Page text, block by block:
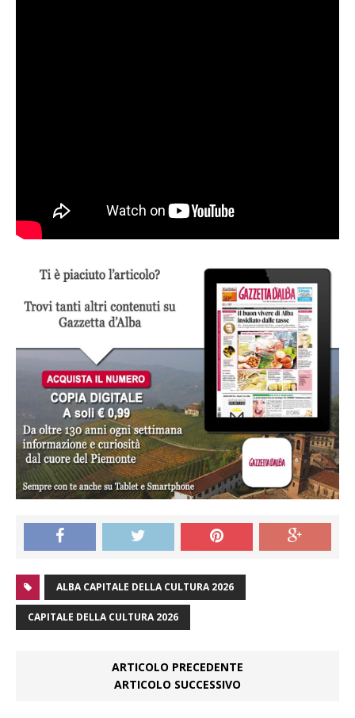
ALBA CAPITALE DELLA CULTURA 2026
CAPITALE DELLA CULTURA 2026
ARTICOLO PRECEDENTE
ARTICOLO SUCCESSIVO